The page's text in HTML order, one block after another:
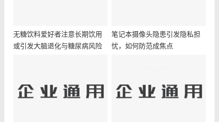
无糖饮料爱好者注意长期饮用
或引发大脑退化与糖尿病风险
笔记本摄像头隐患引发隐私担
忧，如何防范成焦点